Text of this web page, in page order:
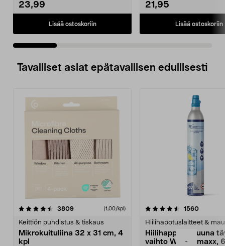
-
23,99
Lisää ostoskoriin
21,95
Lisää ostoskoriin
Tavalliset asiat epätavallisen edullisesti
3809arvostelut (1,00/kpl)
Keittiön puhdistus & tiskaus
Mikrokuituliina 32 x 31 cm, 4
kpl
4.5viidestä
1560
Hiilihapotuslaitteet &
Hiilihappopatruuna
vaihto Wassermaxx,
4.5viidestä